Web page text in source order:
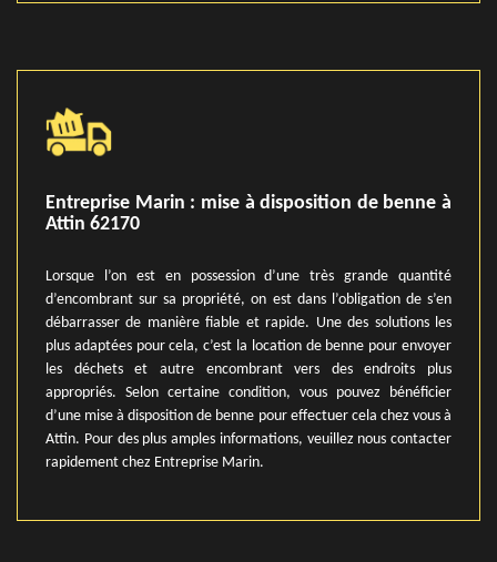
Entreprise Marin : mise à disposition de benne à
Attin 62170
Lorsque l’on est en possession d’une très grande quantité
d’encombrant sur sa propriété, on est dans l’obligation de s’en
débarrasser de manière fiable et rapide. Une des solutions les
plus adaptées pour cela, c’est la location de benne pour envoyer
les déchets et autre encombrant vers des endroits plus
appropriés. Selon certaine condition, vous pouvez bénéficier
d’une mise à disposition de benne pour effectuer cela chez vous à
Attin. Pour des plus amples informations, veuillez nous contacter
rapidement chez Entreprise Marin.